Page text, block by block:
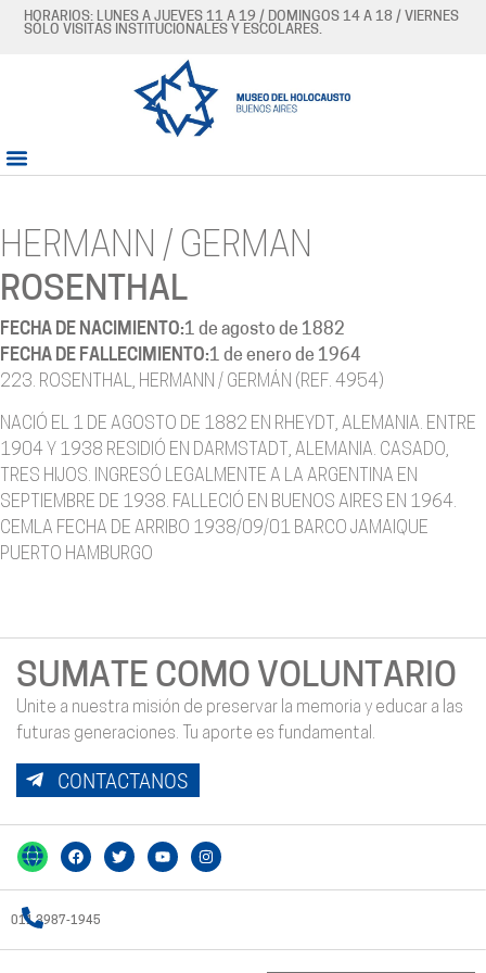
HORARIOS: LUNES A JUEVES 11 A 19 / DOMINGOS 14 A 18 / VIERNES
SÓLO VISITAS INSTITUCIONALES Y ESCOLARES.
HERMANN / GERMAN
ROSENTHAL
FECHA DE NACIMIENTO:1 de agosto de 1882
FECHA DE FALLECIMIENTO:1 de enero de 1964
223. ROSENTHAL, HERMANN / GERMÁN (REF. 4954)
NACIÓ EL 1 DE AGOSTO DE 1882 EN RHEYDT, ALEMANIA. ENTRE
1904 Y 1938 RESIDIÓ EN DARMSTADT, ALEMANIA. CASADO,
TRES HIJOS. INGRESÓ LEGALMENTE A LA ARGENTINA EN
SEPTIEMBRE DE 1938. FALLECIÓ EN BUENOS AIRES EN 1964.
CEMLA FECHA DE ARRIBO 1938/09/01 BARCO JAMAIQUE
PUERTO HAMBURGO
SUMATE COMO VOLUNTARIO
Unite a nuestra misión de preservar la memoria y educar a las
futuras generaciones. Tu aporte es fundamental.
CONTACTANOS
011 3987-1945